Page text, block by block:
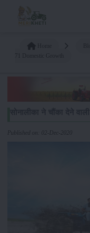
Published on: 02-Dec-2020